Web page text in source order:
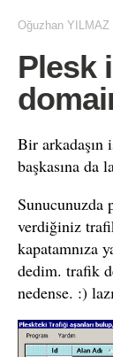
Oğuzhan YILMAZ
Plesk
Bir arkadaşın
başkasına da
Sunucunuzda
verdiğiniz
kapatamnıza
dedim. trafik
nedense. :)